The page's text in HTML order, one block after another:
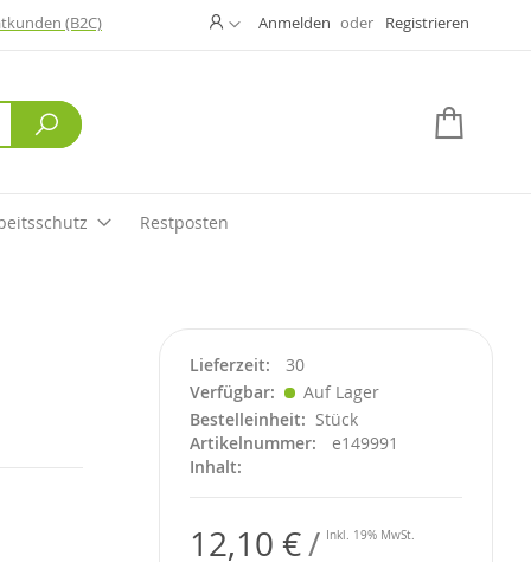
(B2C) ÄndernAnmelden Registrieren
Suche
Restposten
Lieferzeit
30
Verfügbar
Auf Lager
Bestelleinheit
Stück
Artikelnummer
e149991
Inhalt
12,10 € Inkl. 19% MwSt.